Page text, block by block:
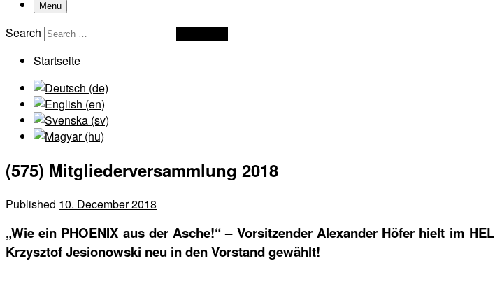
Menu
Search
Startseite
(575) Mitgliederversammlung 2018
Published 10. December 2018
„Wie ein PHOENIX aus der Asche!“ – Vorsitzender Alexander Höfer hielt im
Krzysztof Jesionowski neu in den Vorstand gewählt!